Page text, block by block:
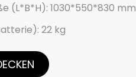
(L*B*H): 1030*550*830 mm
22 kg